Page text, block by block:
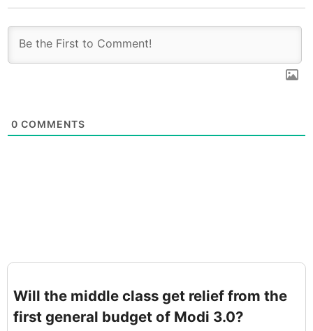
0 COMMENTS
Will the middle class get relief from the
first general budget of Modi 3.0?